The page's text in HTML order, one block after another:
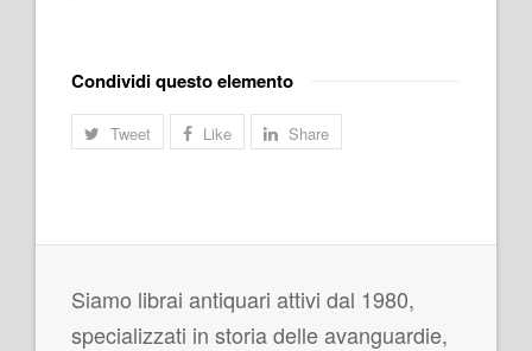
Condividi questo elemento
Tweet Like Share
Siamo librai antiquari attivi dal 1980,
specializzati in storia delle avanguardie,